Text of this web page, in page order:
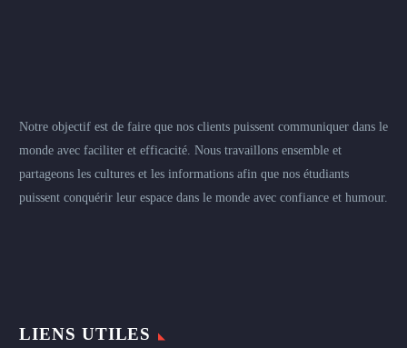
Notre objectif est de faire que nos clients puissent communiquer dans le
monde avec faciliter et efficacité. Nous travaillons ensemble et
partageons les cultures et les informations afin que nos étudiants
puissent conquérir leur espace dans le monde avec confiance et humour.
LIENS UTILES